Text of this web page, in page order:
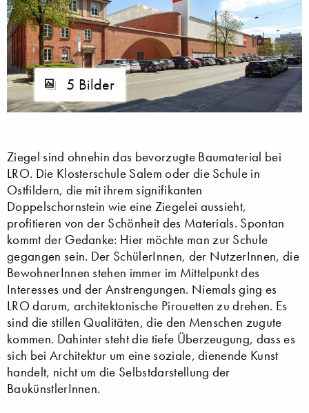
5 Bilder
Ziegel sind ohnehin das bevorzugte Baumaterial bei
LRO. Die Klosterschule Salem oder die Schule in
Ostfildern, die mit ihrem signifikanten
Doppelschornstein wie eine Ziegelei aussieht,
profitieren von der Schönheit des Materials. Spontan
kommt der Gedanke: Hier möchte man zur Schule
gegangen sein. Der SchülerInnen, der NutzerInnen, die
BewohnerInnen stehen immer im Mittelpunkt des
Interesses und der Anstrengungen. Niemals ging es
LRO darum, architektonische Pirouetten zu drehen. Es
sind die stillen Qualitäten, die den Menschen zugute
kommen. Dahinter steht die tiefe Überzeugung, dass es
sich bei Architektur um eine soziale, dienende Kunst
handelt, nicht um die Selbstdarstellung der
BaukünstlerInnen.